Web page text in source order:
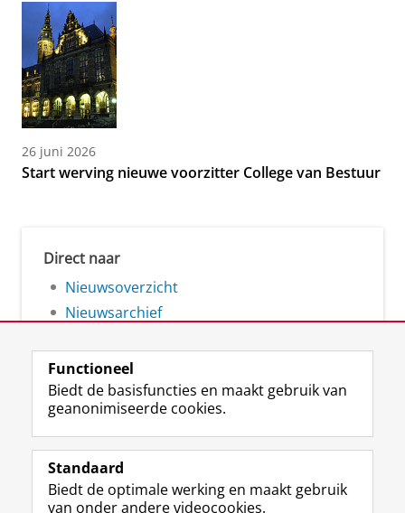
26 juni 2026
Start werving nieuwe voorzitter College van Bestuur
Direct naar
Nieuwsoverzicht
Nieuwsarchief
Volg de RUG
F
a
e
L
i
k
R
S
-
I
n
t
Y
o
T
Studiekiezers
Functioneel
Biedt de basisfuncties en maakt gebruik van
geanonimiseerde cookies.
Standaard
Biedt de optimale werking en maakt gebruik
van onder andere videocookies.